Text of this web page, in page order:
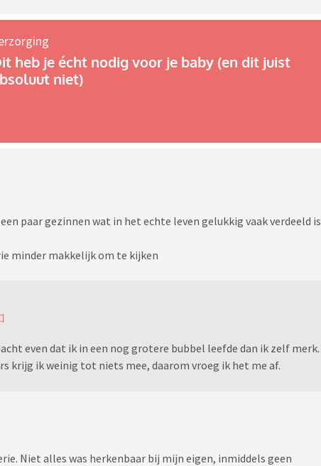
heb je écht nodig voor je baby (en dit juist
niet)
paar gezinnen wat in het echte leven gelukkig vaak verdeeld is
minder makkelijk om te kijken
even dat ik in een nog grotere bubbel leefde dan ik zelf merk.
krijg ik weinig tot niets mee, daarom vroeg ik het me af.
Niet alles was herkenbaar bij mijn eigen, inmiddels geen